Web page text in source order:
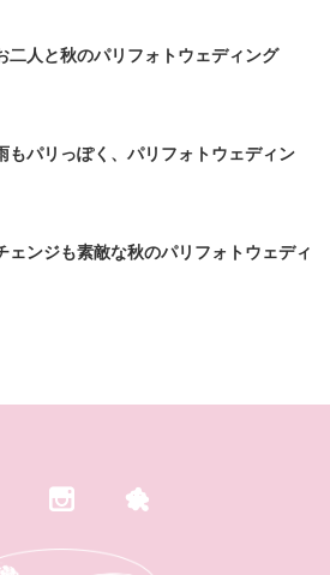
二人と秋のパリフォトウェディング
もパリっぽく、パリフォトウェディン
ェンジも素敵な秋のパリフォトウェディ